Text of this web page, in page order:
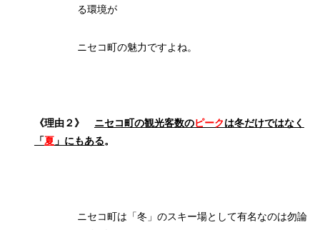
る環境が
ニセコ町の魅力ですよね。
《理由２》 ニセコ町の観光客数のピークは冬だけではなく
「夏」にもある。
ニセコ町は「冬」のスキー場として有名なのは勿論